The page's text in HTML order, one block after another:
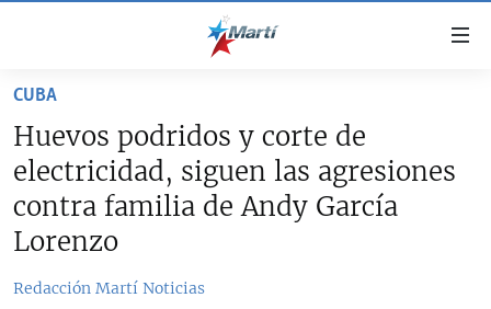
accesibilidad
contenido
principal
CUBA
CUBA
DERECHOS HUMANOS
ESTADOS UNIDOS
ESTADOS UNIDOS
AMÉRICA LATINA
CUBA
Huevos podridos y corte de
electricidad, siguen las agresiones
contra familia de Andy García
Lorenzo
Redacción Martí Noticias